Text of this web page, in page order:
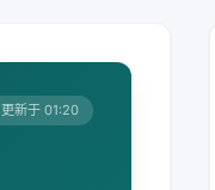
更新于 01:20